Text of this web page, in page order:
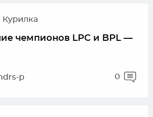
Курилка
чемпионов LPC и BPL —
p 0